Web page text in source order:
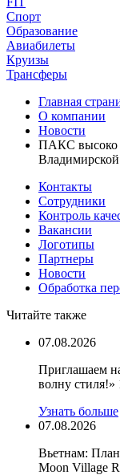
Спорт
Образование
Авиабилеты
Круизы
Трансферы
Главная
О компании
Новости
ПАКС высоко
Владимирской
Контакты
Сотрудники
Контроль
Вакансии
Логотипы
Партнеры
Новости
Обработка
Читайте также
07.08.2026
Приглашаем
волну стиля!»
Узнать больше
07.08.2026
Вьетнам:
Moon Village